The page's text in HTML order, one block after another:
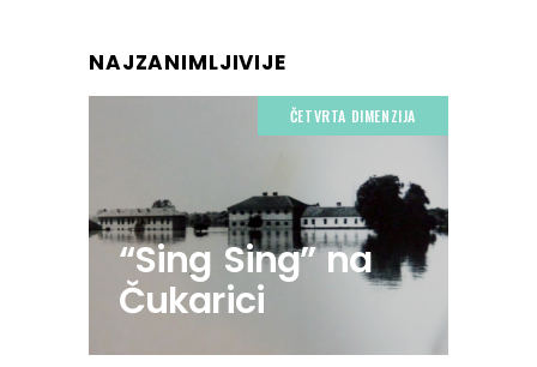
NAJZANIMLJIVIJE
ČETVRTA DIMENZIJA
“Sing Sing” na
Čukarici